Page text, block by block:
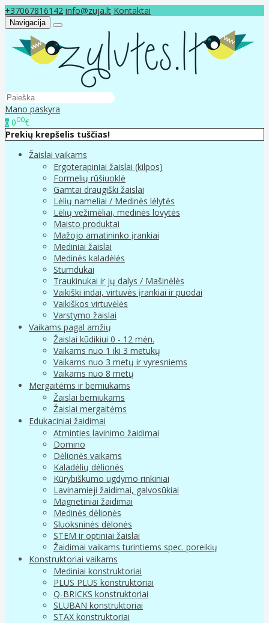
+37067816142 info@zuja.lt Kontaktai
Navigacija
Mano paskyra
0 000€
Prekių krepšelis tuščias!
Žaislai vaikams
Ergoterapiniai žaislai (kilpos)
Formelių rūšiuoklė
Gamtai draugiški žaislai
Lėlių nameliai / Medinės lėlytės
Lėlių vežimėliai, medinės lovytės
Maisto produktai
Mažojo amatininko įrankiai
Mediniai žaislai
Medinės kaladėlės
Stumdukai
Traukinukai ir jų dalys / Mašinėlės
Vaikiški indai, virtuvės įrankiai ir puodai
Vaikiškos virtuvėlės
Varstymo žaislai
Vaikams pagal amžių
Žaislai kūdikiui 0 - 12 mėn.
Vaikams nuo 1 iki 3 metukų
Vaikams nuo 3 metų ir vyresniems
Vaikams nuo 8 metų
Mergaitėms ir berniukams
Žaislai berniukams
Žaislai mergaitėms
Edukaciniai žaidimai
Atminties lavinimo žaidimai
Domino
Dėlionės vaikams
Kaladėlių dėlionės
Kūrybiškumo ugdymo rinkiniai
Lavinamieji žaidimai, galvosūkiai
Magnetiniai žaidimai
Medinės dėlionės
Sluoksninės dėlonės
STEM ir optiniai žaislai
Žaidimai vaikams turintiems spec. poreikių
Konstruktoriai vaikams
Mediniai konstruktoriai
PLUS PLUS konstruktoriai
Q-BRICKS konstruktoriai
SLUBAN konstruktoriai
STAX konstruktoriai